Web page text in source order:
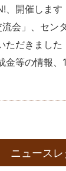
、開催しま
会」、セン
ただきまし
金等の情報、
ニュースレ